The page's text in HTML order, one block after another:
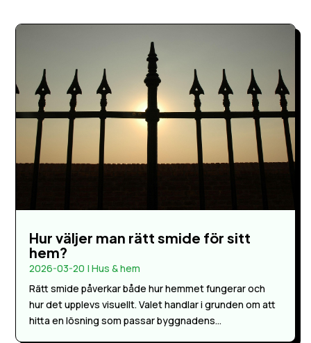
Hur väljer man rätt smide för sitt
hem?
2026-03-20 |Hus & hem
Rätt smide påverkar både hur hemmet fungerar och
hur det upplevs visuellt. Valet handlar i grunden om att
hitta en lösning som passar byggnadens...